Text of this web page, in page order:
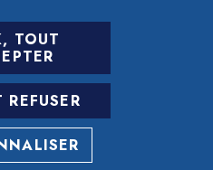
TOUT
REFUSER
E-MAIL
INSCRIRE :
DÉSINSCRIPTION